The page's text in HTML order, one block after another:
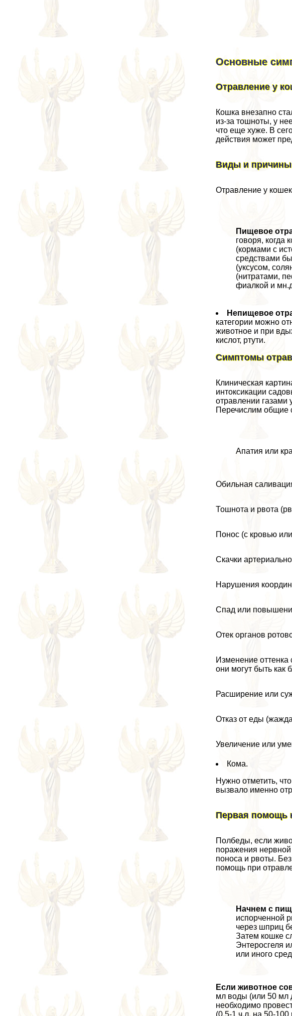
Основные
Отравление у
Кошка внезапно
из-за тошноты, у
что еще хуже. В
действия может
Виды и причины
Отравление у
Пищевое
говоря, когда
(кормами с
средствами
(уксусом,
(нитратами,
фиалкой и
Непищевое
категории можно
животное и при
кислот, ртути.
Симптомы
Клиническая
интоксикации
отравлении газами
Перечислим общие
Апатия или
Обильная
Тошнота и рвота
Понос (с кровью
Скачки
Нарушения
Спад или
Отек органов
Изменение оттенка
они могут быть
Расширение или
Отказ от еды
Увеличение или
Кома.
Нужно отметить,
вызвало именно
Первая помощь
Полбеды, если
поражения нервной
поноса и рвоты.
помощь при
Начнем с
испорченной
через шприц
Затем кошке
Энтеросгеля
или иного
Если животное
мл воды (или 50 мл
необходимо
(0,5-1 ч.л. на 50-